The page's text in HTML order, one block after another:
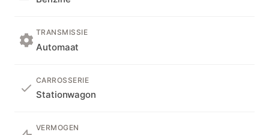
TRANSMISSIE
Automaat
CARROSSERIE
Stationwagon
VERMOGEN